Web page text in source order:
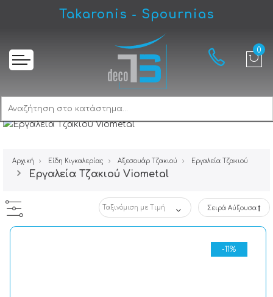
Takaronis - Spournias
Αρχική Είδη Κιγκαλερίας Αξεσουάρ Τζακιού Εργαλεία Tζακιού
Εργαλεία Tζακιού Viometal
Σειρά Αύξουσα
-11%